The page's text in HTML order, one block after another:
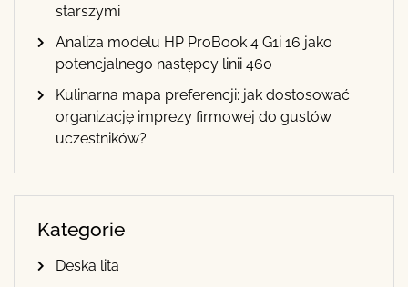
starszymi
Analiza modelu HP ProBook 4 G1i 16 jako
potencjalnego następcy linii 460
Kulinarna mapa preferencji: jak dostosować
organizację imprezy firmowej do gustów
uczestników?
Kategorie
Deska lita